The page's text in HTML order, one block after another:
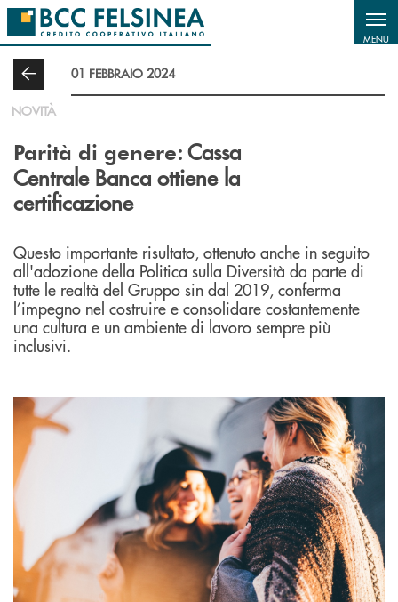
Salta al contenuto principale
MENU
01 FEBBRAIO 2024
NOVITÀ
Parità di genere: Cassa
Centrale Banca ottiene la
certificazione
Questo importante risultato, ottenuto anche in seguito
all'adozione della Politica sulla Diversità da parte di
tutte le realtà del Gruppo sin dal 2019, conferma
l’impegno nel costruire e consolidare costantemente
una cultura e un ambiente di lavoro sempre più
inclusivi.